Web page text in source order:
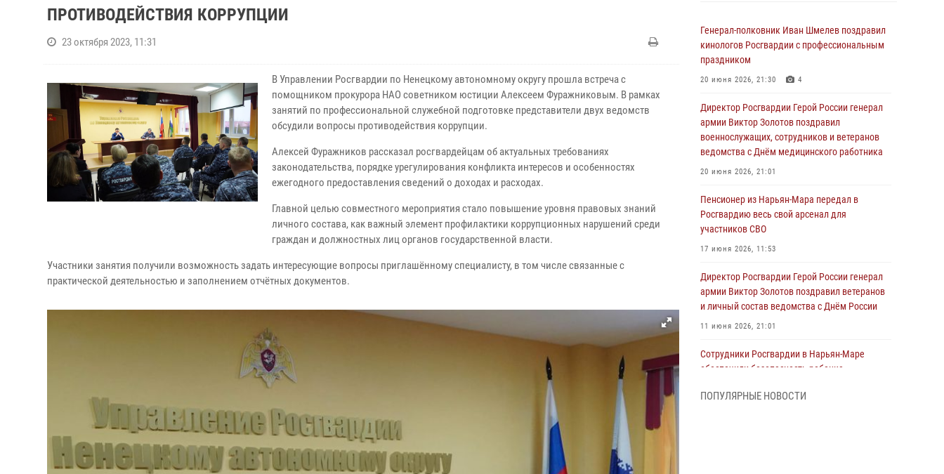
ПРОТИВОДЕЙСТВИЯ КОРРУПЦИИ
23 октября 2023, 11:31
В Управлении Росгвардии по Ненецкому автономному округу прошла встреча с
помощником прокурора НАО советником юстиции Алексеем Фуражниковым. В рамках
занятий по профессиональной служебной подготовке представители двух ведомств
обсудили вопросы противодействия коррупции.
Алексей Фуражников рассказал росгвардейцам об актуальных требованиях
законодательства, порядке урегулирования конфликта интересов и особенностях
ежегодного предоставления сведений о доходах и расходах.
Главной целью совместного мероприятия стало повышение уровня правовых знаний
личного состава, как важный элемент профилактики коррупционных нарушений среди
граждан и должностных лиц органов государственной власти.
Участники занятия получили возможность задать интересующие вопросы приглашённому специалисту, в том числе связанные с
практической деятельностью и заполнением отчётных документов.
Генерал-полковник Иван Шмелев поздравил
кинологов Росгвардии с профессиональным
праздником
20 июня 2026, 21:30 4
Директор Росгвардии Герой России генерал
армии Виктор Золотов поздравил
военнослужащих, сотрудников и ветеранов
ведомства с Днём медицинского работника
20 июня 2026, 21:01
Пенсионер из Нарьян-Мара передал в
Росгвардию весь свой арсенал для
участников СВО
17 июня 2026, 11:53
Директор Росгвардии Герой России генерал
армии Виктор Золотов поздравил ветеранов
и личный состав ведомства с Днём России
11 июня 2026, 21:01
Сотрудники Росгвардии в Нарьян-Маре
обеспечили безопасность ребенка,
ПОПУЛЯРНЫЕ НОВОСТИ